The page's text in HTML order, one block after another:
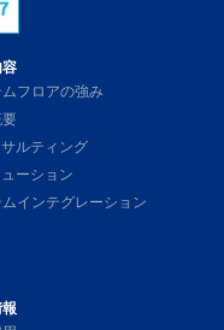
ムフロアの強み
ルティング
ーション
インテグレーション